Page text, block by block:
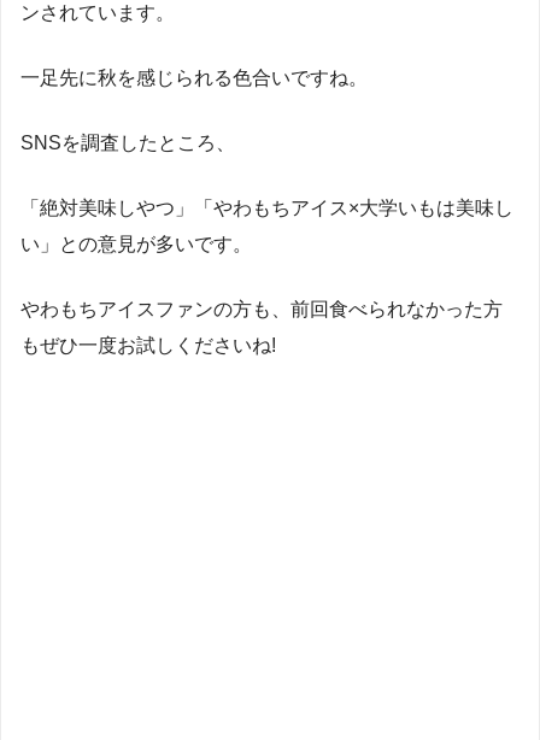
ンされています。
一足先に秋を感じられる色合いですね。
SNSを調査したところ、
「絶対美味しやつ」「やわもちアイス×大学いもは美味し
い」との意見が多いです。
やわもちアイスファンの方も、前回食べられなかった方
もぜひ一度お試しくださいね!